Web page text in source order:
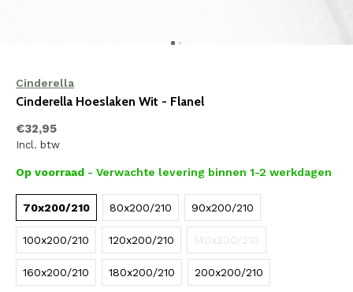
Cinderella
Cinderella Hoeslaken Wit - Flanel
€32,95
Incl. btw
Op voorraad - Verwachte levering binnen 1-2 werkdagen
70x200/210 80x200/210 90x200/210
100x200/210 120x200/210 140x200/210
160x200/210 180x200/210 200x200/210